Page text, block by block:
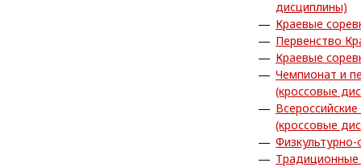
дисциплины)
Краевые
Первенство
Краевые
Чемпионат и
(кроссовые
(кроссовые